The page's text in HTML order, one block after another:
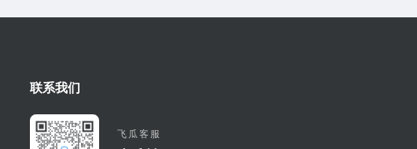
联系我们
飞瓜客服